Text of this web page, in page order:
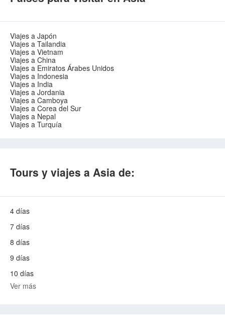
Viajes a Japón
Viajes a Tailandia
Viajes a Vietnam
Viajes a China
Viajes a Emiratos Árabes Unidos
Viajes a Indonesia
Viajes a India
Viajes a Jordania
Viajes a Camboya
Viajes a Corea del Sur
Viajes a Nepal
Viajes a Turquía
Tours y viajes a Asia de:
4 días
7 días
8 días
9 días
10 días
Ver más